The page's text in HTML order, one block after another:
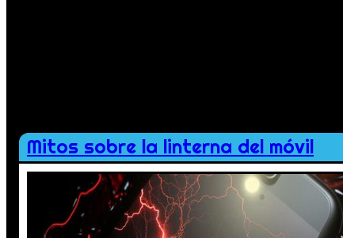
Mitos sobre la linterna del móvil